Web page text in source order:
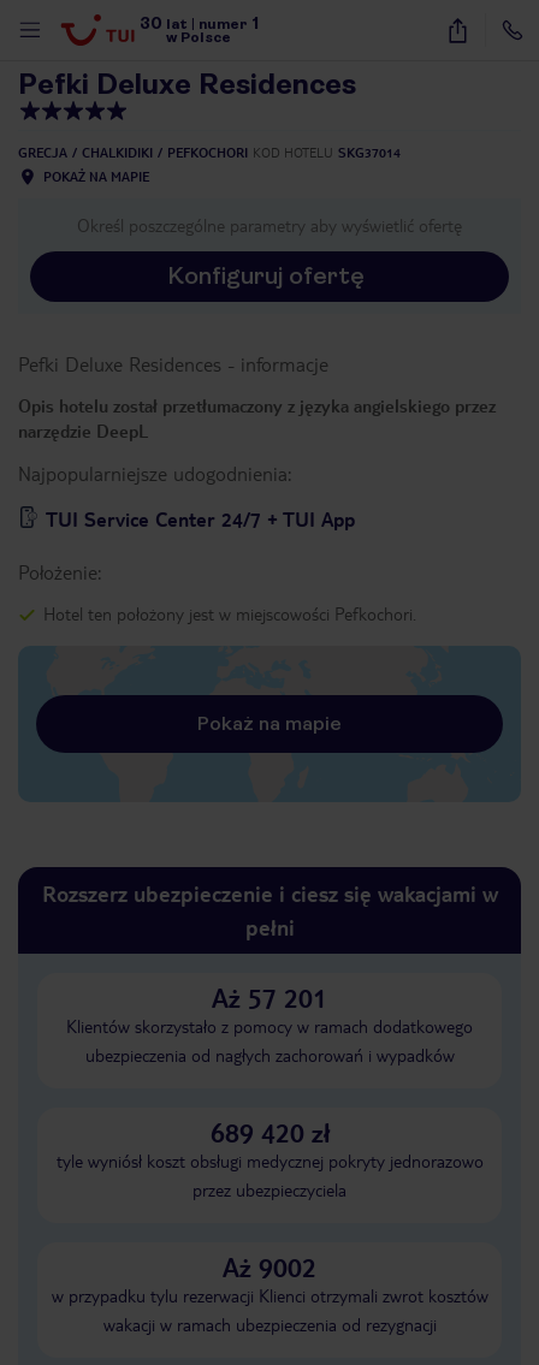
30 lat numer 1
w Polsce
42
Pefki Deluxe Residences
GRECJA CHALKIDIKI PEFKOCHORI KOD HOTELU SKG37014
POKAŻ NA MAPIE
Określ poszczególne parametry aby wyświetlić ofertę
Konfiguruj ofertę
Pefki Deluxe Residences - informacje
Opis hotelu został przetłumaczony z języka angielskiego przez
narzędzie DeepL
Najpopularniejsze udogodnienia:
TUI Service Center 24/7 + TUI App
Położenie:
Hotel ten położony jest w miejscowości Pefkochori.
Pokaż na mapie
Rozszerz ubezpieczenie i ciesz się wakacjami w
pełni
Aż 57 201
Klientów skorzystało z pomocy w ramach dodatkowego
ubezpieczenia od nagłych zachorowań i wypadków
689 420 zł
tyle wyniósł koszt obsługi medycznej pokryty jednorazowo
przez ubezpieczyciela
Aż 9002
w przypadku tylu rezerwacji Klienci otrzymali zwrot kosztów
wakacji w ramach ubezpieczenia od rezygnacji